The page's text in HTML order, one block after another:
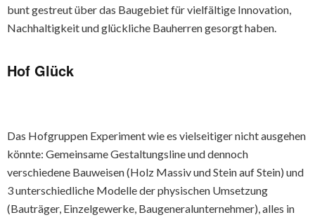
bunt gestreut über das Baugebiet für vielfältige Innovation,
Nachhaltigkeit und glückliche Bauherren gesorgt haben.
Hof Glück
Das Hofgruppen Experiment wie es vielseitiger nicht ausgehen
könnte: Gemeinsame Gestaltungsline und dennoch
verschiedene Bauweisen (Holz Massiv und Stein auf Stein) und
3 unterschiedliche Modelle der physischen Umsetzung
(Bauträger, Einzelgewerke, Baugeneralunternehmer), alles in